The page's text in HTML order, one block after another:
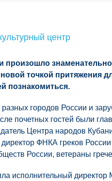
центр
произошло
точкой притяжения
познакомиться.
городов России и
почетных гостей были
Центра народов
ФНКА греков России
России, ветераны
исполнительный